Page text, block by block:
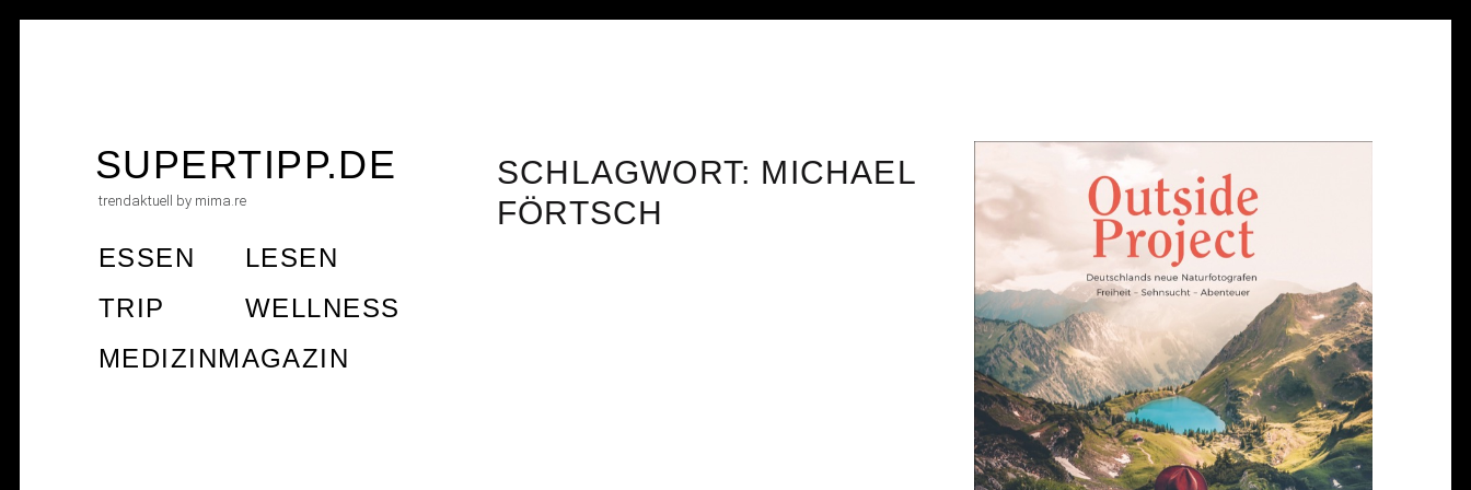
SUPERTIPP.DE
trendaktuell by mima.re
ESSEN
LESEN
TRIP
WELLNESS
MEDIZINMAGAZIN
SCHLAGWORT: MICHAEL
FÖRTSCH